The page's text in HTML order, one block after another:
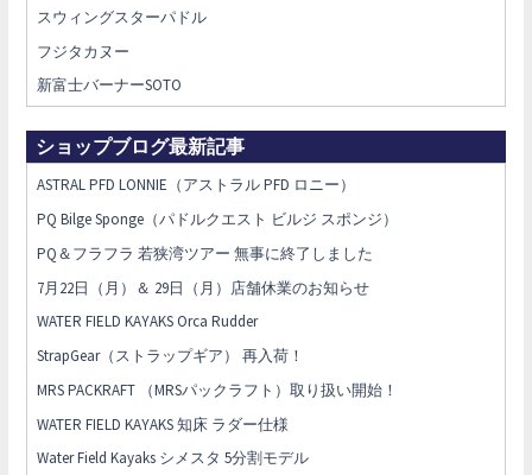
スウィングスターパドル
フジタカヌー
新富士バーナーSOTO
ショップブログ最新記事
ASTRAL PFD LONNIE（アストラル PFD ロニー）
PQ Bilge Sponge（パドルクエスト ビルジ スポンジ）
PQ＆フラフラ 若狭湾ツアー 無事に終了しました
7月22日（月）＆ 29日（月）店舗休業のお知らせ
WATER FIELD KAYAKS Orca Rudder
StrapGear（ストラップギア） 再入荷！
MRS PACKRAFT （MRSパックラフト）取り扱い開始！
WATER FIELD KAYAKS 知床 ラダー仕様
Water Field Kayaks シメスタ 5分割モデル